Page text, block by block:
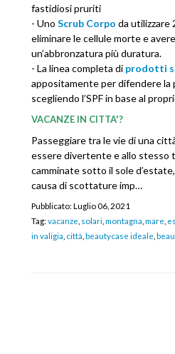
fastidiosi pruriti
- Uno Scrub Corpo da utilizzare
eliminare le cellule morte e
un’abbronzatura più duratura.
- La linea completa di prodotti
appositamente per difendere la
scegliendo l’SPF in base al
VACANZE IN CITTA'?
Passeggiare tra le vie di una
essere divertente e allo stesso
camminate sotto il sole
causa di scottature imp…
Pubblicato:Luglio 06, 2021
Tag:vacanze solari montagna mare
in valigia città beautycase ideale